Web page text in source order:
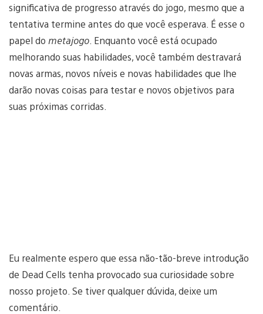
significativa de progresso através do jogo, mesmo que a
tentativa termine antes do que você esperava. É esse o
papel do metajogo . Enquanto você está ocupado
melhorando suas habilidades, você também destravará
novas armas, novos níveis e novas habilidades que lhe
darão novas coisas para testar e novos objetivos para
suas próximas corridas.
Eu realmente espero que essa não-tão-breve introdução
de Dead Cells tenha provocado sua curiosidade sobre
nosso projeto. Se tiver qualquer dúvida, deixe um
comentário.